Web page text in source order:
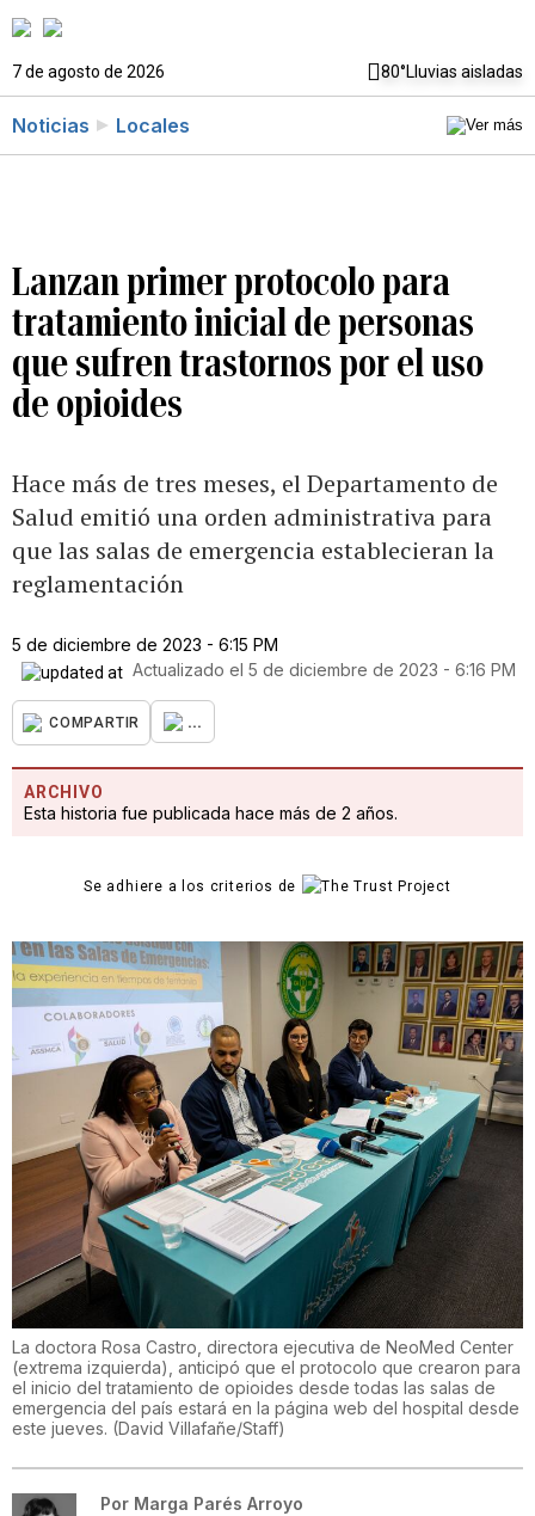
7 de agosto de 2026 80°Lluvias aisladas
Noticias Locales
Lanzan primer protocolo para
tratamiento inicial de personas
que sufren trastornos por el uso
de opioides
Hace más de tres meses, el Departamento de
Salud emitió una orden administrativa para
que las salas de emergencia establecieran la
reglamentación
5 de diciembre de 2023 - 6:15 PM
Actualizado el 5 de diciembre de 2023 - 6:16 PM
COMPARTIR ...
ARCHIVO
Esta historia fue publicada hace más de 2 años.
Se adhiere a los criterios de
La doctora Rosa Castro, directora ejecutiva de NeoMed Center
(extrema izquierda), anticipó que el protocolo que crearon para
el inicio del tratamiento de opioides desde todas las salas de
emergencia del país estará en la página web del hospital desde
este jueves. (David Villafañe/Staff)
Por Marga Parés Arroyo